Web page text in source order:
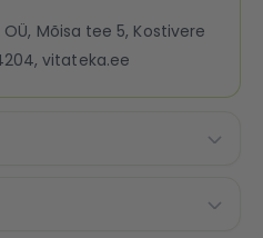
OÜ, Mõisa tee 5, Kostivere
vitateka.ee